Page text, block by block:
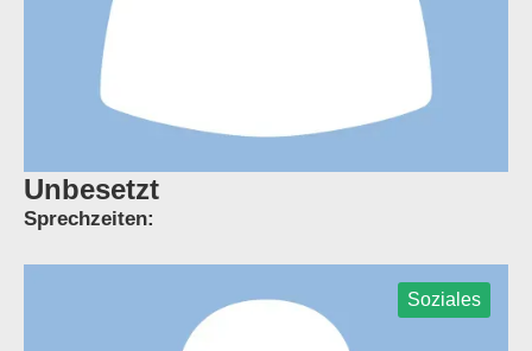
Unbesetzt
Sprechzeiten:
Soziales